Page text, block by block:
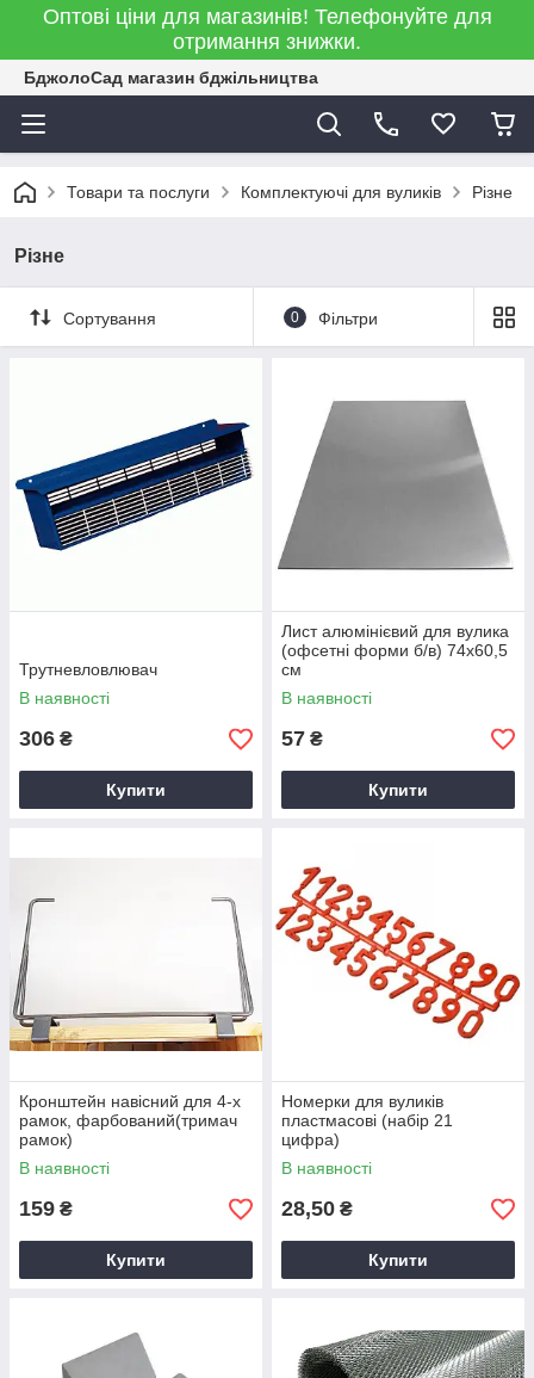
Оптові ціни для магазинів! Телефонуйте для
отримання знижки.
БджолоСад магазин бджільництва
Товари та послуги Комплектуючі для вуликів Різне
Різне
Сортування 0 Фільтри
Трутневловлювач
В наявності
306 ₴
Купити
Лист алюмінієвий для вулика
(офсетні форми б/в) 74х60,5
см
В наявності
57 ₴
Купити
Кронштейн навісний для 4-х
рамок, фарбований(тримач
рамок)
В наявності
159 ₴
Купити
Номерки для вуликів
пластмасові (набір 21
цифра)
В наявності
28,50 ₴
Купити